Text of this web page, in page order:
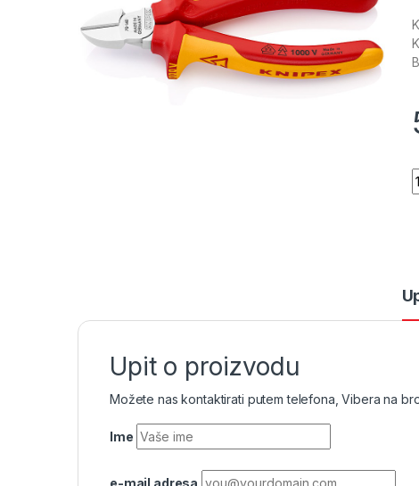
Upit o proizvodu
Možete nas kontaktirati putem telefona, Vibera na
Ime